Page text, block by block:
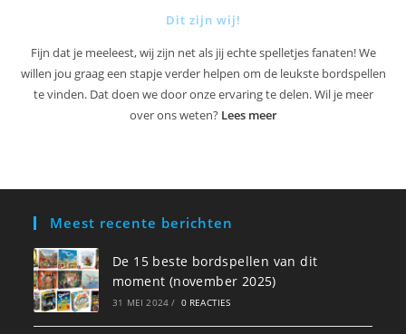
Dit zijn wij!
Fijn dat je meeleest, wij zijn net als jij echte spelletjes fanaten! We
willen jou graag een stapje verder helpen om de leukste bordspellen
te vinden. Dat doen we door onze ervaring te delen. Wil je meer
over ons weten? Lees meer
Meest recente berichten
De 15 beste bordspellen van dit
moment (november 2025)
31 MEI 2024 / 0 REACTIES